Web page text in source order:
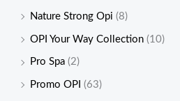
Nature Strong Opi (8)
OPI Your Way Collection (10)
Pro Spa (2)
Promo OPI (63)